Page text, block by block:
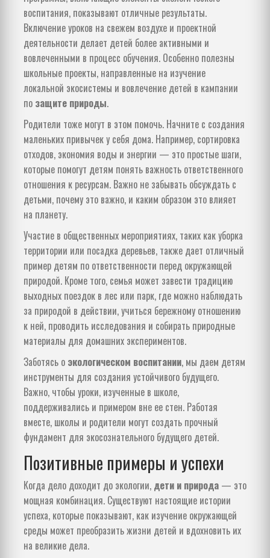
воспитания, показывают отличные результаты.
Включение уроков на свежем воздухе и проектной
деятельности делает детей более активными и
вовлеченными в процесс обучения. Особенно полезны
школьные проекты, направленные на изучение
локальной экосистемы и вовлечение детей в кампании
по защите природы.
Родители тоже могут в этом помочь. Начните с создания
маленьких привычек у себя дома. Например, сортировка
отходов, экономия воды и энергии — это простые шаги,
которые помогут детям понять важность ответственного
отношения к ресурсам. Важно не забывать обсуждать с
детьми, почему это важно, и каким образом это влияет
на планету.
Участие в общественных мероприятиях, таких как уборка
территории или посадка деревьев, также дает отличный
пример детям по ответственности перед окружающей
природой. Кроме того, семья может завести традицию
выходных поездок в лес или парк, где можно наблюдать
за природой в действии, учиться бережному отношению
к ней, проводить исследования и собирать природные
материалы для домашних экспериментов.
Заботясь о экологическом воспитании, мы даем детям
инструменты для создания устойчивого будущего.
Важно, чтобы уроки, изученные в школе,
поддерживались и примером вне ее стен. Работая
вместе, школы и родители могут создать прочный
фундамент для экосознательного будущего детей.
Позитивные примеры и успехи
Когда дело доходит до экологии, дети и природа — это
мощная комбинация. Существуют настоящие истории
успеха, которые показывают, как изучение окружающей
среды может преобразить жизни детей и вдохновить их
на великие дела.